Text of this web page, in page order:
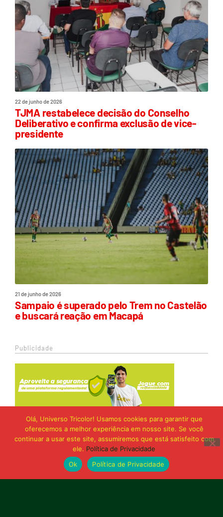
22 de junho de 2026
TJMA restabelece decisão do Conselho
Deliberativo e confirma exclusão de vice-
presidente
21 de junho de 2026
Sampaio é superado pelo Trem no Castelão
e buscará reação em Macapá
Publicidade
Olá, Universo Tricolor! Usamos cookies para garantir que
oferecemos a melhor experiência em nosso site. Se você
continuar a usar este site, assumiremos que está satisfeito com
ele. Política de Privacidade
Ok
Política de Privacidade